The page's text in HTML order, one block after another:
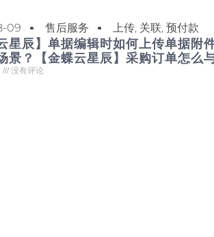
09 售后服务 上传, 关联, 预付款
星辰】单据编辑时如何上传单据
景？【金蝶云星辰】采购订单怎么
没有评论